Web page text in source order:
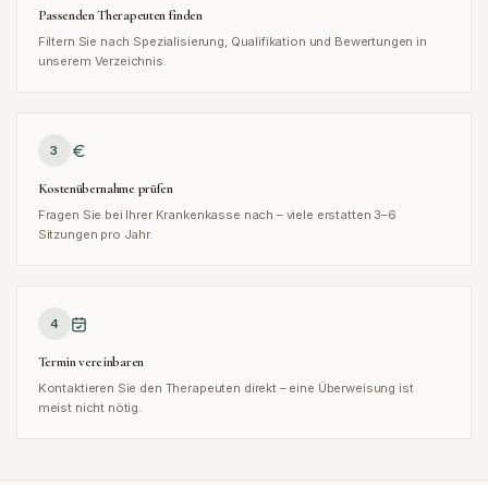
Passenden Therapeuten finden
Filtern Sie nach Spezialisierung, Qualifikation und Bewertungen in
unserem Verzeichnis.
3
Kostenübernahme prüfen
Fragen Sie bei Ihrer Krankenkasse nach – viele erstatten 3–6
Sitzungen pro Jahr.
4
Termin vereinbaren
Kontaktieren Sie den Therapeuten direkt – eine Überweisung ist
meist nicht nötig.